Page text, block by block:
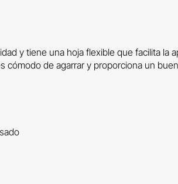
y tiene una hoja flexible que facilita la
cómodo de agarrar y proporciona un